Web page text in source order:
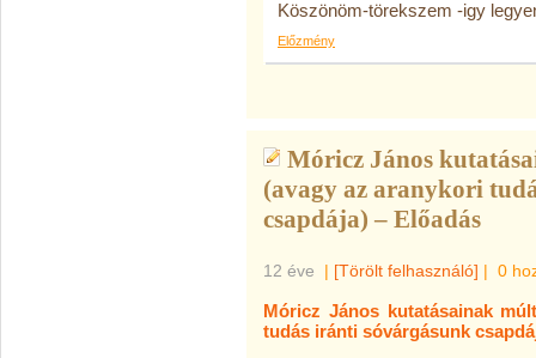
Köszönöm-törekszem -igy
Előzmény
Móricz János
(avagy az aranykori
csapdája) – Előadás
12 éve | [Törölt felhasználó] | 0
Móricz János kutatásainak
tudás iránti sóvárgásunk